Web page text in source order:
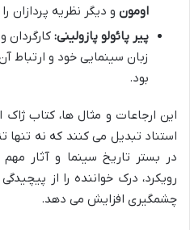
اومون و دیگر نظریه پردازان
پیر پائولو پازولینی: کارگردان
زبان سینمایی خود و ارتباط
بود.
این ارجاعات و مثال ها، کتاب
استناد تبدیل می کنند که نه تنها
در بستر تاریخ سینما و آثار
رویکرد، درک خواننده را از
چشمگیری افزایش می دهد.